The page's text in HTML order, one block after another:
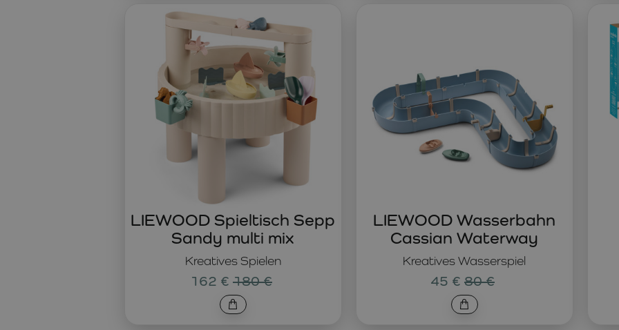
Kreatives Spielen
LIEWOOD Spieltisch Sepp
Sandy multi mix
162 € 180 €
Kreatives Wasserspiel
LIEWOOD Wasserbahn
Cassian Waterway
45 € 80 €